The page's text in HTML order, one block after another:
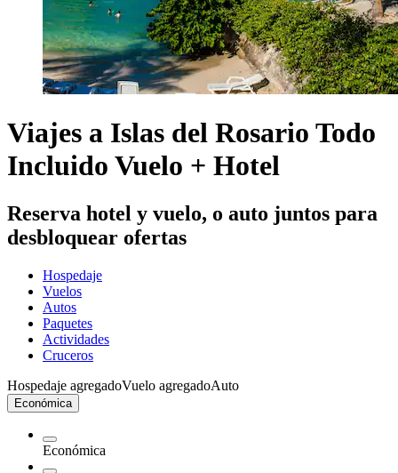
Viajes a Islas del Rosario Todo
Incluido Vuelo + Hotel
Reserva hotel y vuelo, o auto juntos para
desbloquear ofertas
Hospedaje
Vuelos
Autos
Paquetes
Actividades
Cruceros
Hospedaje agregadoVuelo agregadoAuto
Económica
Económica